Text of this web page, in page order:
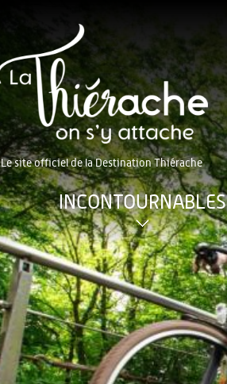
Le site officiel de la Destination Thiérache
INCONTOURNABLES